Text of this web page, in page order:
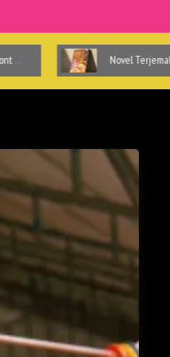
Novel Terjemahan Fantasi Best Seller Witch Bakery